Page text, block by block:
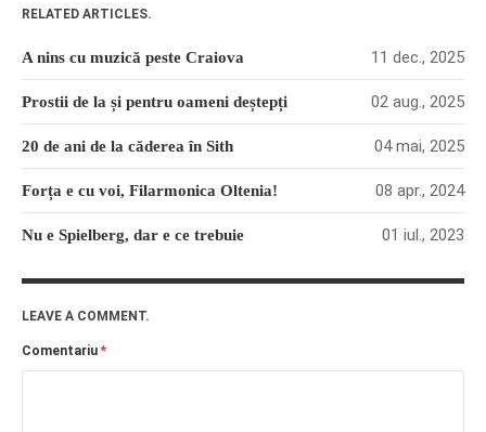
RELATED ARTICLES.
A nins cu muzică peste Craiova 11 dec., 2025
Prostii de la și pentru oameni deștepți 02 aug., 2025
20 de ani de la căderea în Sith 04 mai, 2025
Forța e cu voi, Filarmonica Oltenia! 08 apr., 2024
Nu e Spielberg, dar e ce trebuie 01 iul., 2023
LEAVE A COMMENT.
Comentariu *